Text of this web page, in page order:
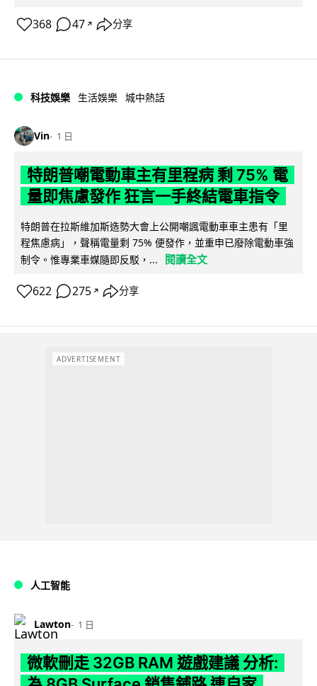
368 47 ↗ 分享
科技娛樂 生活娛樂 城中熱話
Vin 1 日
特朗普嘲電動車主有里程病 剩 75% 電
量即焦慮發作 狂言一手終結電車指令
特朗普在拉斯維加斯造勢大會上公開嘲諷電動車車主患有「里
程焦慮病」，聲稱電量剩 75% 便發作，並重申已廢除電動車強
制令。惟專業車媒隨即反駁，...
閱讀全文
622 275 ↗ 分享
ADVERTISEMENT
人工智能
Lawton 1 日
微軟刪走 32GB RAM 遊戲建議 分析: